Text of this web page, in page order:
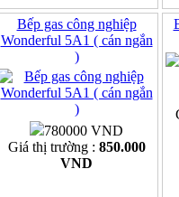
Bếp gas công nghiệp
Wonderful 5A1 ( cán ngắn
)
780000 VND
Giá thị trường : 850.000
VND